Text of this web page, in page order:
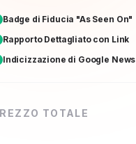
Badge di Fiducia "As Seen On"
Rapporto Dettagliato con Link
Indicizzazione di Google News
TOTALE